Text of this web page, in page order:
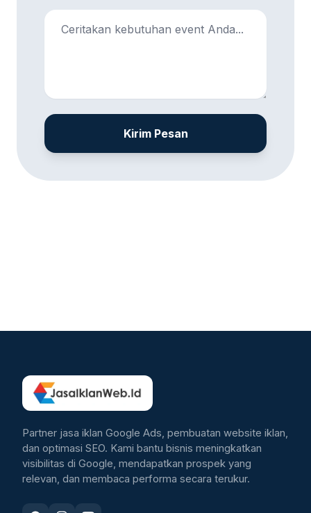
Kirim Pesan
Partner jasa iklan Google Ads, pembuatan website iklan,
dan optimasi SEO. Kami bantu bisnis meningkatkan
visibilitas di Google, mendapatkan prospek yang
relevan, dan membaca performa secara terukur.